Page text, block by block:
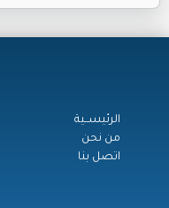
الرئيســية
من نحن
اتصل بنا